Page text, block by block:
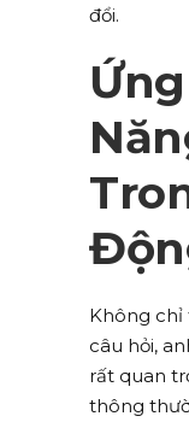
đổi.
Không
câu hỏi,
rất quan
thông